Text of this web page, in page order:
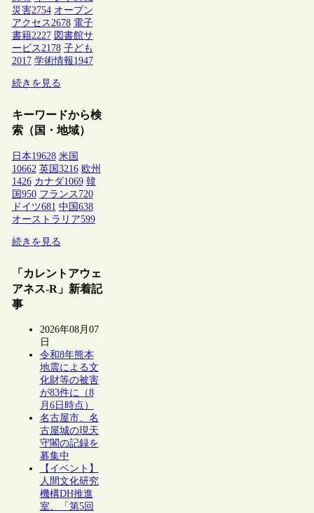
災害2754 オープン
アクセス2678 電子
書籍2227 図書館サ
ービス2178 子ども
2017 学術情報1947
続きを見る
キーワードから検
索（国・地域）
日本19628 米国
10662 英国 3216 欧州
1426 カナダ1069 韓
国 950 フランス 720
ドイツ681 中国 638
オーストラリア599
続きを見る
「カレントアウェ
アネス-R」新着記
事
2026年08月07
日
令和8年熊本
地震による文
化財等の被害
が83件に（8
月6日時点）
名古屋市、名
古屋城の現天
守閣の記録を
募集中
【イベント】
人間文化研究
機構DH推進
室、「第5回